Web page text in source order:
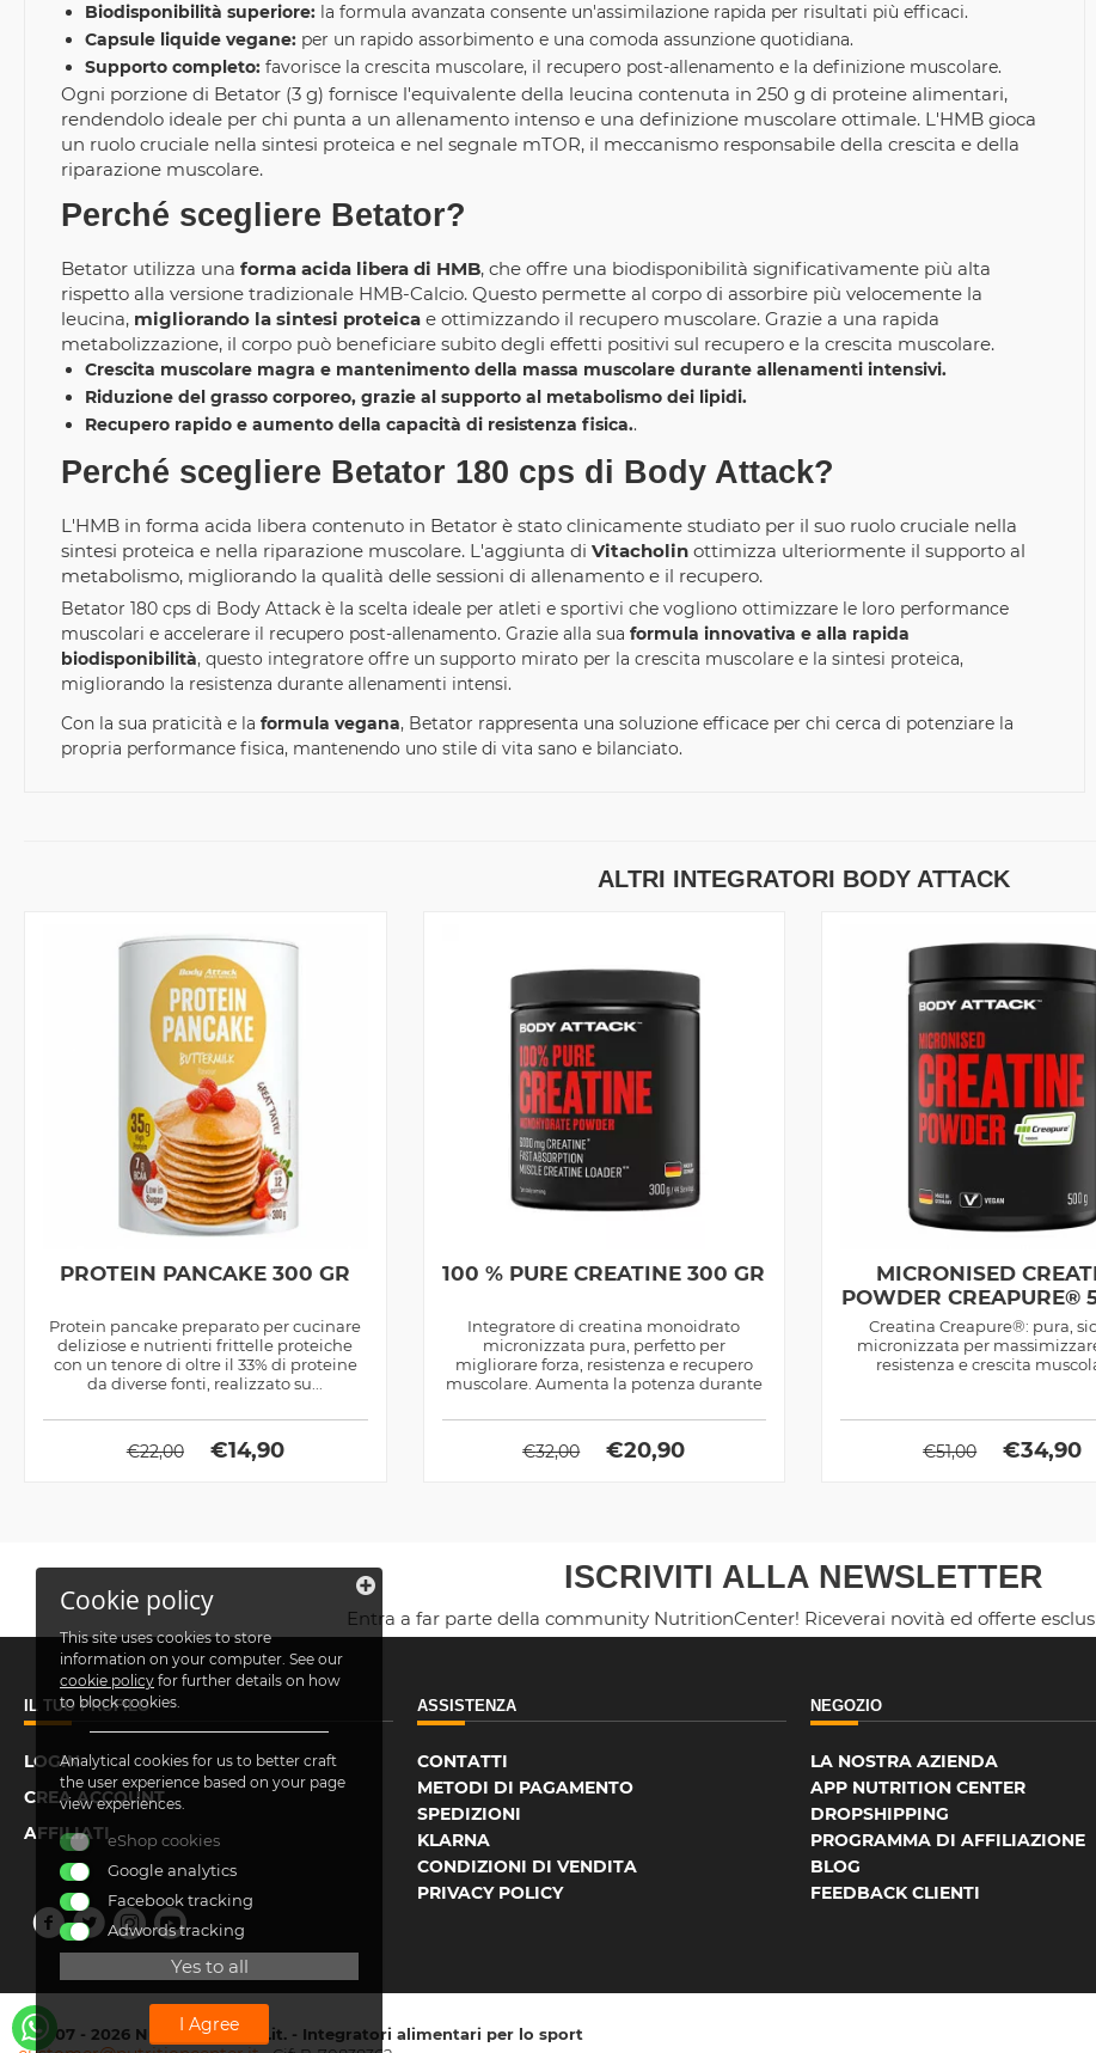
Biodisponibilità superiore: la formula avanzata consente un'assimilazione rapida per risultati più efficaci.
Capsule liquide vegane: per un rapido assorbimento e una comoda assunzione quotidiana.
Supporto completo: favorisce la crescita muscolare, il recupero post-allenamento e la definizione muscolare.
Ogni porzione di Betator (3 g) fornisce l'equivalente della leucina contenuta in 250 g di proteine alimentari,
rendendolo ideale per chi punta a un allenamento intenso e una definizione muscolare ottimale. L'HMB gioca
un ruolo cruciale nella sintesi proteica e nel segnale mTOR, il meccanismo responsabile della crescita e della
riparazione muscolare.
Perché scegliere Betator?
Betator utilizza una forma acida libera di HMB, che offre una biodisponibilità significativamente più alta
rispetto alla versione tradizionale HMB-Calcio. Questo permette al corpo di assorbire più velocemente la
leucina, migliorando la sintesi proteica e ottimizzando il recupero muscolare. Grazie a una rapida
metabolizzazione, il corpo può beneficiare subito degli effetti positivi sul recupero e la crescita muscolare.
Crescita muscolare magra e mantenimento della massa muscolare durante allenamenti intensivi.
Riduzione del grasso corporeo, grazie al supporto al metabolismo dei lipidi.
Recupero rapido e aumento della capacità di resistenza fisica..
Perché scegliere Betator 180 cps di Body Attack?
L'HMB in forma acida libera contenuto in Betator è stato clinicamente studiato per il suo ruolo cruciale nella
sintesi proteica e nella riparazione muscolare. L'aggiunta di Vitacholin ottimizza ulteriormente il supporto al
metabolismo, migliorando la qualità delle sessioni di allenamento e il recupero.
Betator 180 cps di Body Attack è la scelta ideale per atleti e sportivi che vogliono ottimizzare le loro performance
muscolari e accelerare il recupero post-allenamento. Grazie alla sua formula innovativa e alla rapida
biodisponibilità, questo integratore offre un supporto mirato per la crescita muscolare e la sintesi proteica,
migliorando la resistenza durante allenamenti intensi.
Con la sua praticità e la formula vegana, Betator rappresenta una soluzione efficace per chi cerca di potenziare la
propria performance fisica, mantenendo uno stile di vita sano e bilanciato.
ALTRI INTEGRATORI BODY ATTACK
PROTEIN PANCAKE 300 GR
Protein pancake preparato per cucinare
deliziose e nutrienti frittelle proteiche
con un tenore di oltre il 33% di proteine
da diverse fonti, realizzato su...
€22,00 €14,90
100 % PURE CREATINE 300 GR
Integratore di creatina monoidrato
micronizzata pura, perfetto per
migliorare forza, resistenza e recupero
muscolare. Aumenta la potenza durante
€32,00 €20,90
MICRONISED
POWDER CREAPURE®
Creatina Creapure®: pura,
micronizzata per
resistenza e crescita
€51,00 €34,90
ISCRIVITI ALLA NEWSLETTER
Entra a far parte della community NutritionCenter! Riceverai novità ed offerte
IL TUO PROFILO
LOGIN
CREA ACCOUNT
AFFILIATI
ASSISTENZA
CONTATTI
METODI DI PAGAMENTO
SPEDIZIONI
KLARNA
CONDIZIONI DI VENDITA
PRIVACY POLICY
NEGOZIO
LA NOSTRA AZIENDA
APP NUTRITION CENTER
DROPSHIPPING
PROGRAMMA DI AFFILIAZIONE
BLOG
FEEDBACK CLIENTI
© 2007 - 2026 NutritionCenter.it. - Integratori alimentari per lo sport
Cookie policy
This site uses cookies to store
information on your computer. See our
cookie policy for further details on how
to block cookies.
Analytical cookies for us to better craft
the user experience based on your page
view experiences.
eShop cookies
Google analytics
Facebook tracking
Adwords tracking
Yes to all
I Agree